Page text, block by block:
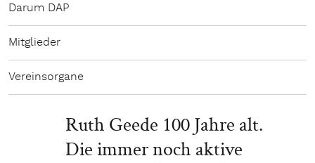
Darum DAP
Mitglieder
Vereinsorgane
Ruth Geede 100 Jahre alt.
Die immer noch aktive